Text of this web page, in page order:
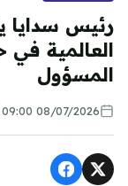
رئيس سدايا
العالمية في
المسؤول
08/07/2026 09:00